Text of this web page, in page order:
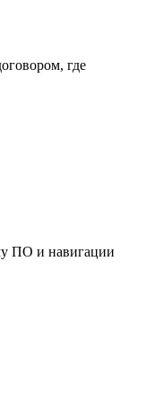
где
ПО и навигации